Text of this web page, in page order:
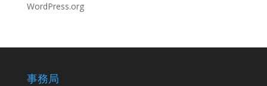
WordPress.org
事務局